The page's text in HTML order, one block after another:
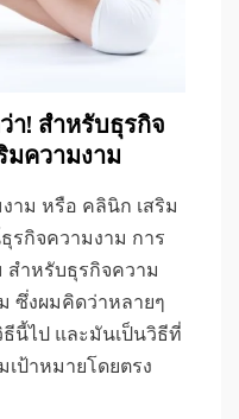
! สำหรับธุรกิจ
มความงาม
าม หรือ คลินิก เสริม
รกิจความงาม การ
สำหรับธุรกิจความ
ซึ่งผมคิดว่าหลายๆ
นี้ไป และมันเป็นวิธีที่
เป้าหมายโดยตรง